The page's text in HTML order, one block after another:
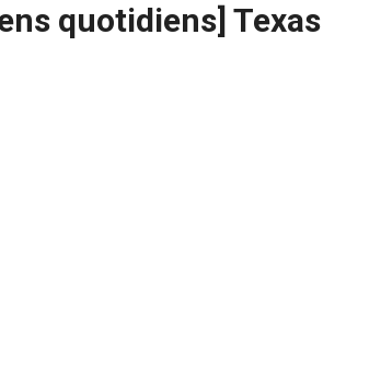
quotidiens] Texas